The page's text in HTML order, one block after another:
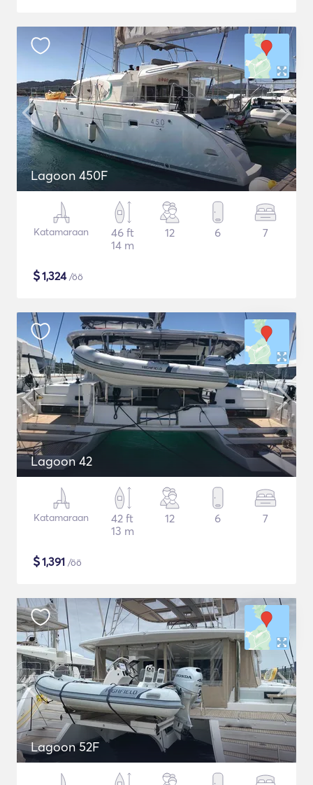
Lagoon 450F
Katamaraan
46 ft
14 m
12 6 7
$1,324/öö
Lagoon 42
Katamaraan
42 ft
13 m
12 6 7
$1,391 /öö
Lagoon 52F